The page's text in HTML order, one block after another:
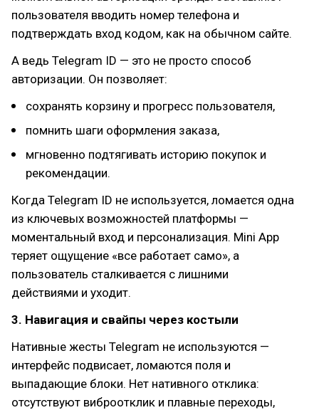
пользователя вводить номер телефона и
подтверждать вход кодом, как на обычном сайте.
А ведь Telegram ID — это не просто способ
авторизации. Он позволяет:
сохранять корзину и прогресс пользователя,
помнить шаги оформления заказа,
мгновенно подтягивать историю покупок и
рекомендации.
Когда Telegram ID не используется, ломается одна
из ключевых возможностей платформы —
моментальный вход и персонализация. Mini App
теряет ощущение «все работает само», а
пользователь сталкивается с лишними
действиями и уходит.
3. Навигация и свайпы через костыли
Нативные жесты Telegram не используются —
интерфейс подвисает, ломаются поля и
выпадающие блоки. Нет нативного отклика:
отсутствуют виброотклик и плавные переходы,